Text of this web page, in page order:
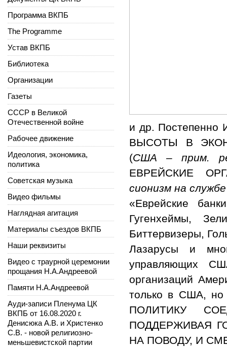
и др.
ВЫСОТЫ В
(США – прим.
ЕВРЕЙСКИЕ
сионизм на
«Еврейские
Гугенхеймы,
Биттервизеры,
Лазарусы и
управляющих
организаций
только в США,
ПОЛИТИКУ
ПОДДЕРЖИВАЯ
НА ПОВОДУ, И
Программа ВКПБ
The Programme
Устав ВКПБ
Библиотека
Организации
Газеты
СССР в Великой
Отечественной войне
Рабочее движение
Идеология, экономика,
политика
Советская музыка
Видео фильмы
Наглядная агитация
Материалы съездов ВКПБ
Наши реквизиты
Видео с траурной церемонии
прощания Н.А.Андреевой
Памяти Н.А.Андреевой
Ауди-записи Пленума ЦК
ВКПБ от 16.08.2020 г.
Денисюка А.В. и Христенко
С.В. - новой религиозно-
меньшевистской партии